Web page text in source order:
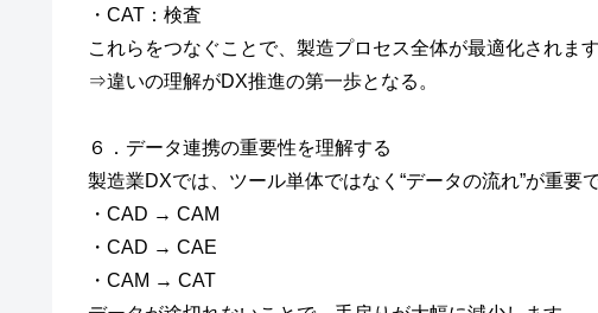
・CAT：検査
これらをつなぐことで、製造プロセス全体が最適化されます
⇒違いの理解がDX推進の第一歩となる。
６．データ連携の重要性を理解する
製造業DXでは、ツール単体ではなく“データの流れ”が重要で
・CAD → CAM
・CAD → CAE
・CAM → CAT